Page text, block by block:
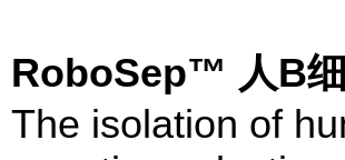
RoboSep™ 人B
The isolation of